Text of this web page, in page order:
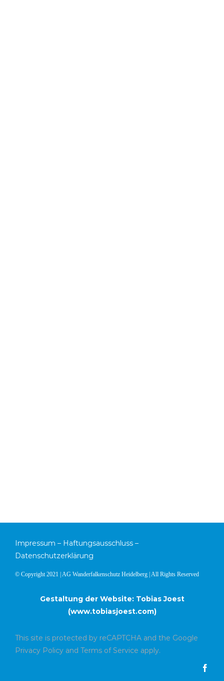
Impressum – Haftungsausschluss –
Datenschutzerklärung
© Copyright 2021 | AG Wanderfalkenschutz Heidelberg | All Rights Reserved
Gestaltung der Website: Tobias Joest
(www.tobiasjoest.com)
This site is protected by reCAPTCHA and the Google
Privacy Policy and Terms of Service apply.